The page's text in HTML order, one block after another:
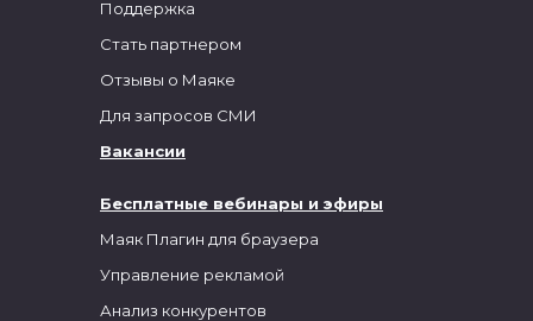
Бесплатные вебинары и эфиры
Маяк Плагин для браузера
Управление рекламой
Анализ конкурентов
Поддержка
Стать партнером
Отзывы о Маяке
Для запросов СМИ
Вакансии